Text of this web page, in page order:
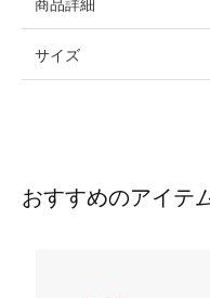
サイズ
おすすめのアイテ